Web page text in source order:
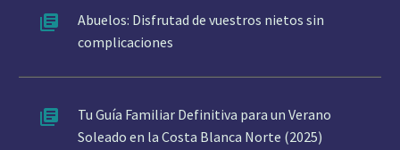
Abuelos: Disfrutad de vuestros nietos sin
complicaciones
Tu Guía Familiar Definitiva para un Verano
Soleado en la Costa Blanca Norte (2025)